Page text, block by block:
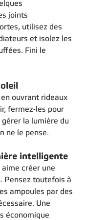
joints
utilisez des
et isolez les
Fini le
ouvrant rideaux
fermez-les pour
gérer la lumière du
ne le pense.
intelligente
créer une
Pensez toutefois à
ampoules par des
Une
économique